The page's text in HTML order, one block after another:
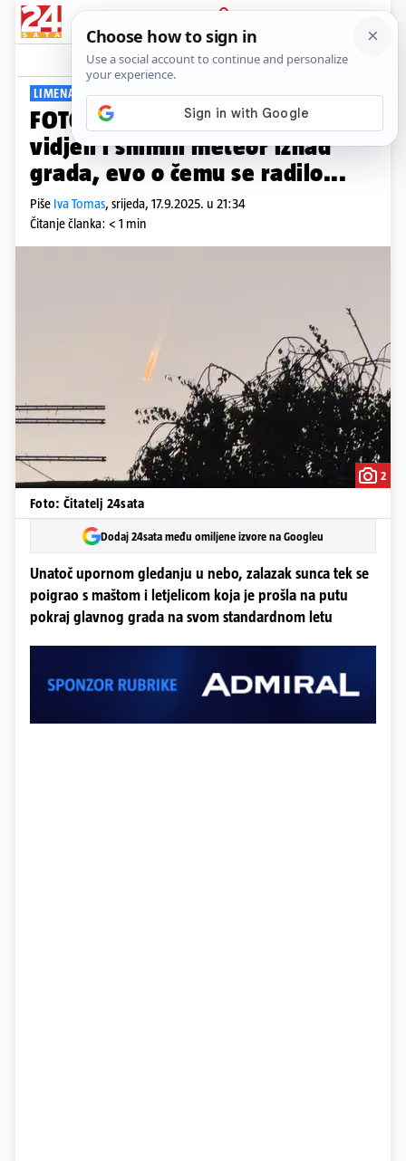
PRIJAVA
Viral Komentari
LIMENA PTICA
FOTO Zagrepčani mislili kako su
vidjeli i snimili meteor iznad
grada, evo o čemu se radilo...
Piše Iva Tomas, srijeda, 17.9.2025. u 21:34
Čitanje članka: < 1 min
2
Foto: Čitatelj 24sata
Dodaj 24sata među omiljene izvore na Googleu
Unatoč upornom gledanju u nebo, zalazak sunca tek se
poigrao s maštom i letjelicom koja je prošla na putu
pokraj glavnog grada na svom standardnom letu